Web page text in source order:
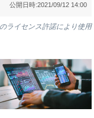
公開日時:2021/09/12 14:00
ライセンス許諾により使用